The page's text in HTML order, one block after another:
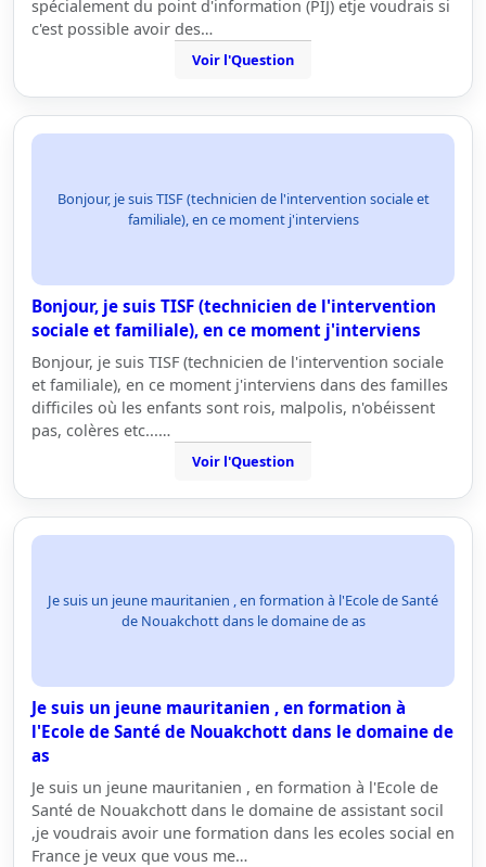
spécialement du point d'information (PIJ) etje voudrais si
c'est possible avoir des…
Voir l'Question
Bonjour, je suis TISF (technicien de l'intervention sociale et
familiale), en ce moment j'interviens
Bonjour, je suis TISF (technicien de l'intervention
sociale et familiale), en ce moment j'interviens
Bonjour, je suis TISF (technicien de l'intervention sociale
et familiale), en ce moment j'interviens dans des familles
difficiles où les enfants sont rois, malpolis, n'obéissent
pas, colères etc...…
Voir l'Question
Je suis un jeune mauritanien , en formation à l'Ecole de Santé
de Nouakchott dans le domaine de as
Je suis un jeune mauritanien , en formation à
l'Ecole de Santé de Nouakchott dans le domaine de
as
Je suis un jeune mauritanien , en formation à l'Ecole de
Santé de Nouakchott dans le domaine de assistant socil
,je voudrais avoir une formation dans les ecoles social en
France je veux que vous me…